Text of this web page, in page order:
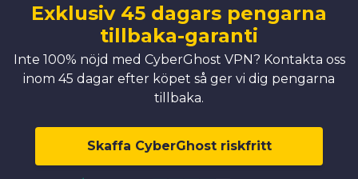
Exklusiv 45 dagars pengarna
tillbaka-garanti
Inte 100% nöjd med CyberGhost VPN? Kontakta oss
inom 45 dagar efter köpet så ger vi dig pengarna
tillbaka.
Skaffa CyberGhost riskfritt